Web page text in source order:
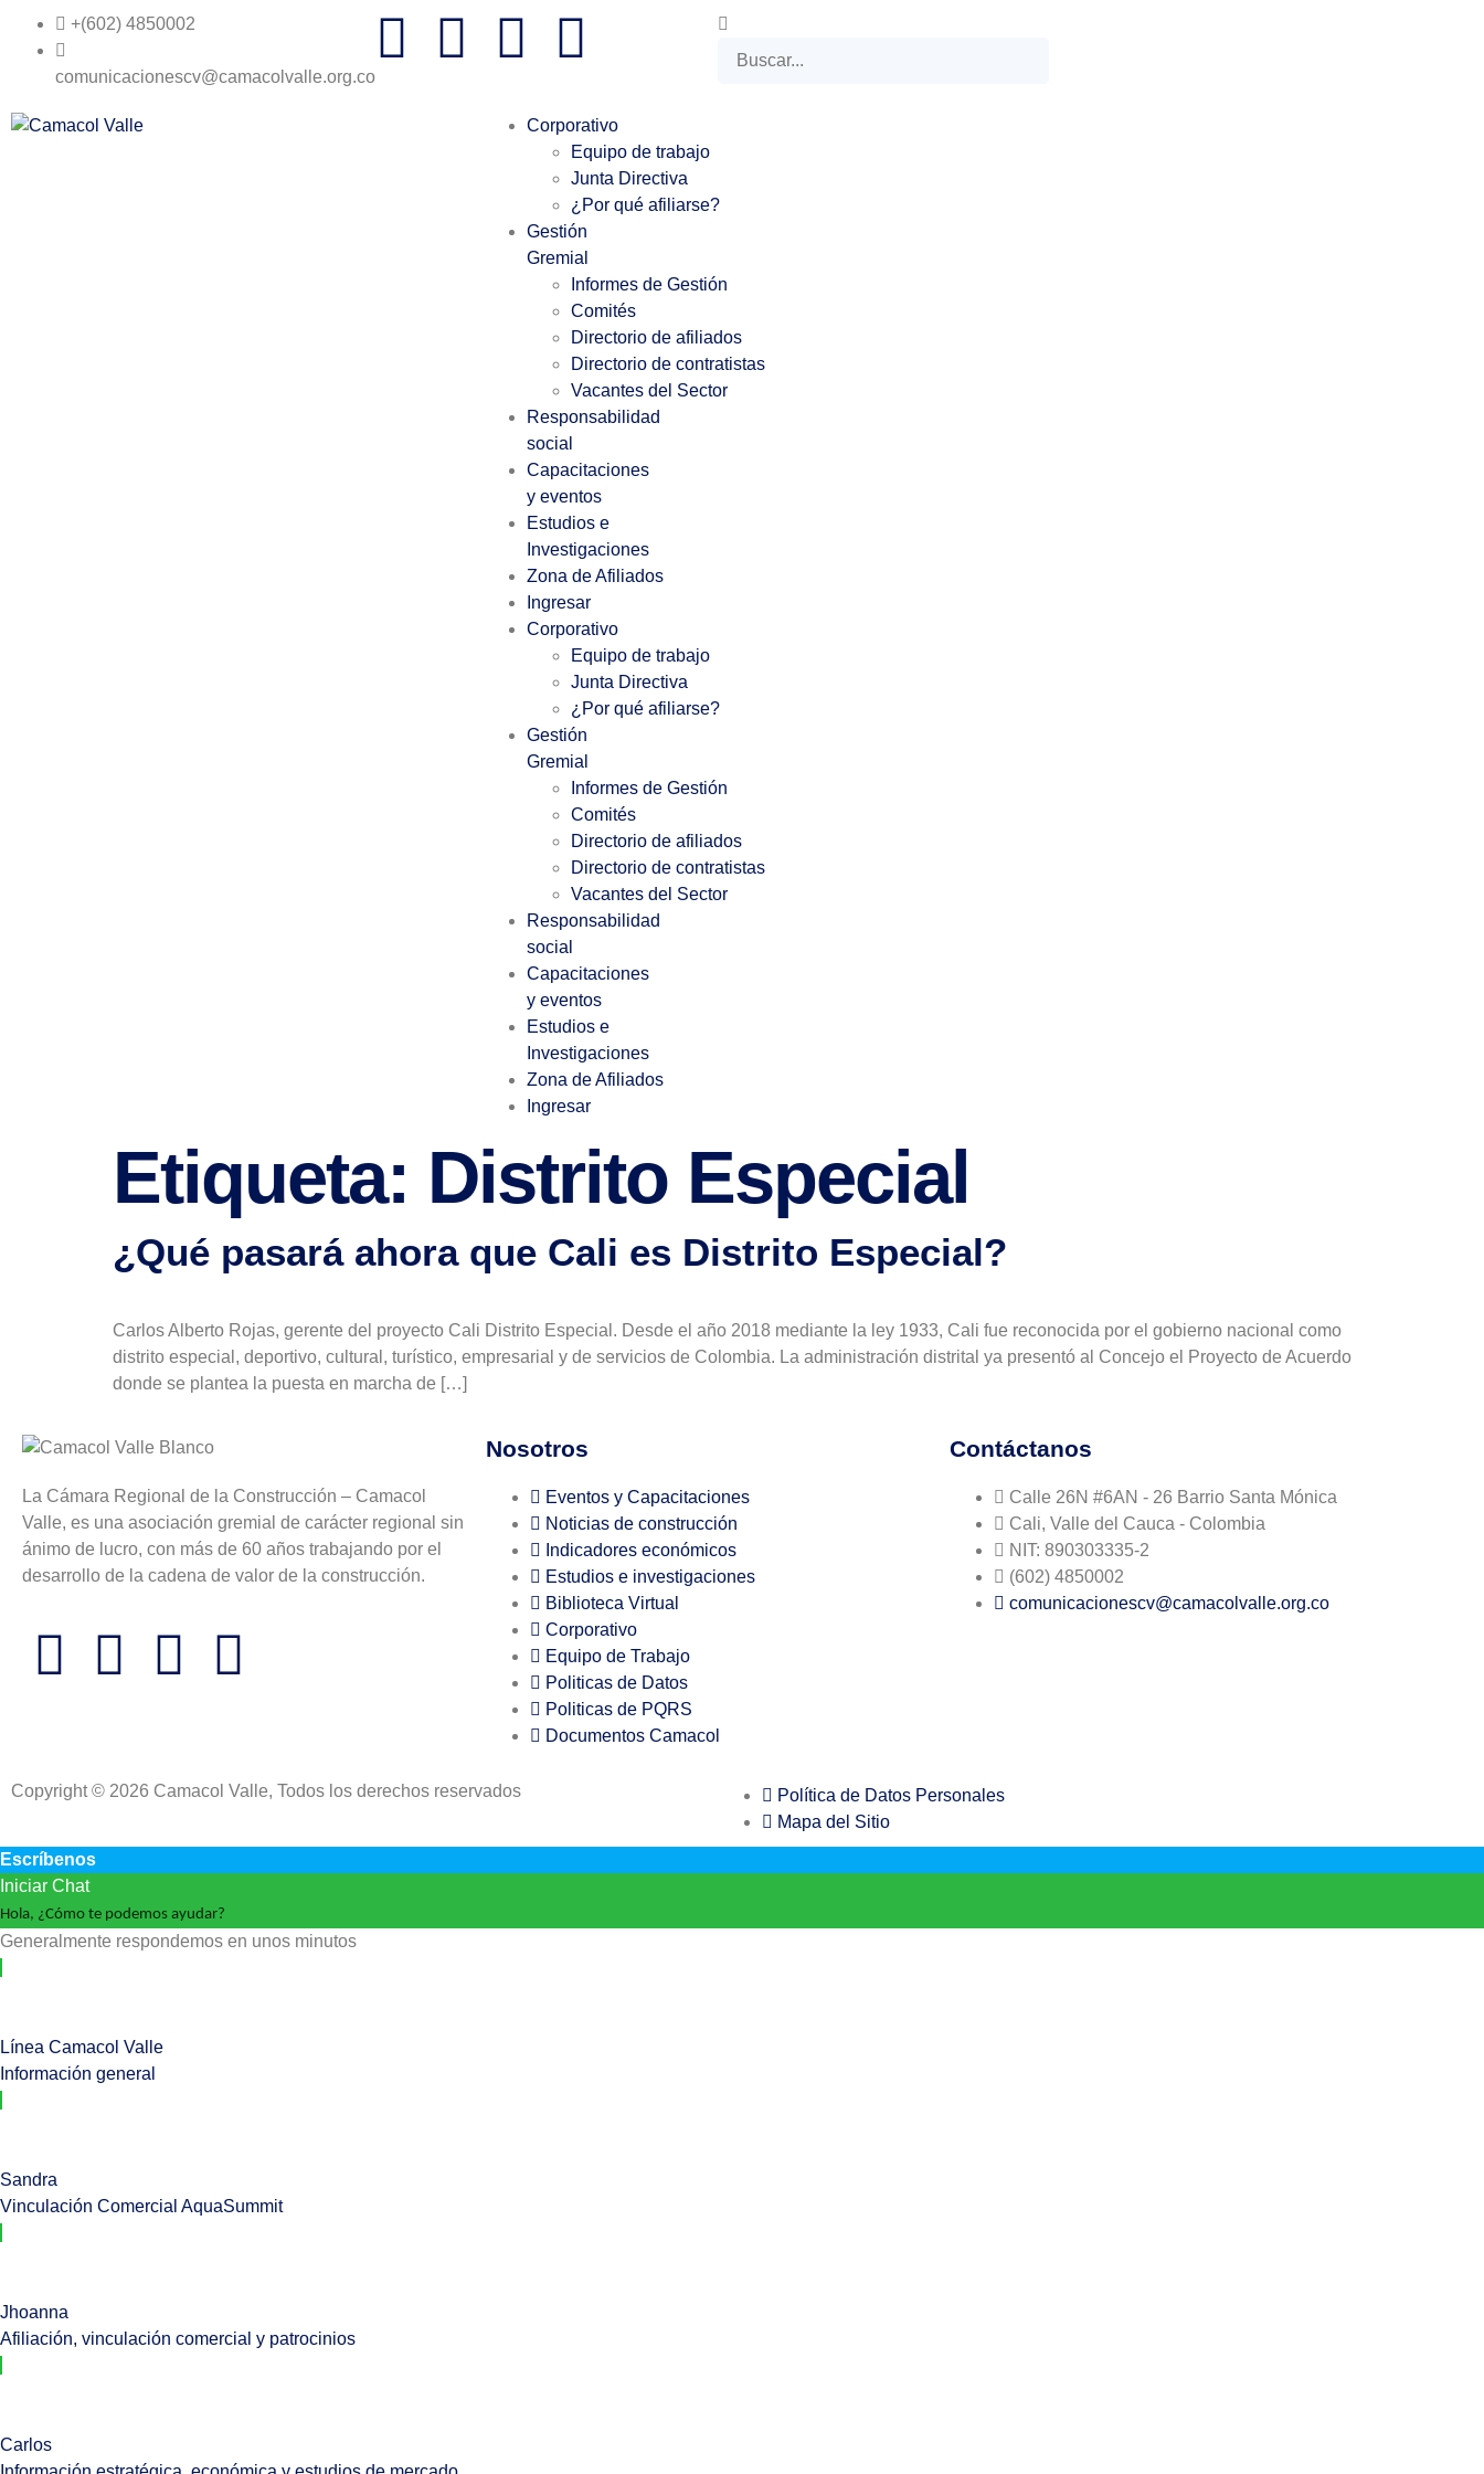
+(602) 4850002
comunicacionescv@camacolvalle.org.co
Corporativo
Equipo de trabajo
Junta Directiva
¿Por qué afiliarse?
Gestión
Gremial
Informes de Gestión
Comités
Directorio de afiliados
Directorio de contratistas
Vacantes del Sector
Responsabilidad
social
Capacitaciones
y eventos
Estudios e
Investigaciones
Zona de Afiliados
Ingresar
Corporativo
Equipo de trabajo
Junta Directiva
¿Por qué afiliarse?
Gestión
Gremial
Informes de Gestión
Comités
Directorio de afiliados
Directorio de contratistas
Vacantes del Sector
Responsabilidad
social
Capacitaciones
y eventos
Estudios e
Investigaciones
Zona de Afiliados
Ingresar
Etiqueta: Distrito Especial
¿Qué pasará ahora que Cali es Distrito Especial?
Carlos Alberto Rojas, gerente del proyecto Cali Distrito Especial. Desde el año 2018 mediante la ley 1933, Cali fue reconocida por el gobierno nacional como
distrito especial, deportivo, cultural, turístico, empresarial y de servicios de Colombia. La administración distrital ya presentó al Concejo el Proyecto de Acuerdo
donde se plantea la puesta en marcha de […]
La Cámara Regional de la Construcción – Camacol
Valle, es una asociación gremial de carácter regional sin
ánimo de lucro, con más de 60 años trabajando por el
desarrollo de la cadena de valor de la construcción.
Nosotros
Eventos y Capacitaciones
Noticias de construcción
Indicadores económicos
Estudios e investigaciones
Biblioteca Virtual
Corporativo
Equipo de Trabajo
Politicas de Datos
Politicas de PQRS
Documentos Camacol
Contáctanos
Calle 26N #6AN - 26 Barrio Santa Mónica
Cali, Valle del Cauca - Colombia
NIT: 890303335-2
(602) 4850002
comunicacionescv@camacolvalle.org.co
Copyright © 2026 Camacol Valle, Todos los derechos reservados
Política de Datos Personales
Mapa del Sitio
Escríbenos
Iniciar Chat
Hola, ¿Cómo te podemos ayudar?
Generalmente respondemos en unos minutos
Línea Camacol Valle
Información general
Sandra
Vinculación Comercial AquaSummit
Jhoanna
Afiliación, vinculación comercial y patrocinios
Carlos